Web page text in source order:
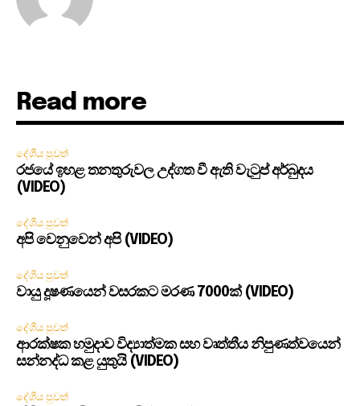
Read more
දේශීය පුවත්
රජයේ ඉහළ තනතුරුවල උද්ගත වී ඇති වැටුප් අර්බුදය
(VIDEO)
දේශීය පුවත්
අපි වෙනුවෙන් අපි (VIDEO)
දේශීය පුවත්
වායු දූෂණයෙන් වසරකට මරණ 7000ක් (VIDEO)
දේශීය පුවත්
ආරක්ෂක හමුදාව විද්‍යාත්මක සහ වෘත්තීය නිපුණත්වයෙන්
සන්නද්ධ කළ යුතුයි (VIDEO)
දේශීය පුවත්